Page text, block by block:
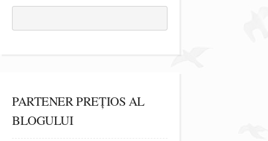
PARTENER PREȚIOS AL
BLOGULUI